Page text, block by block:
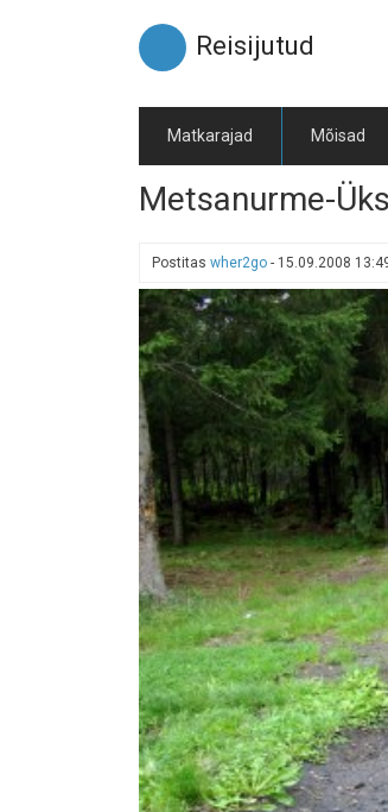
Reisijutud
Matkarajad Mõisad
Metsanurme-
Postitas wher2go - 15.09.2008